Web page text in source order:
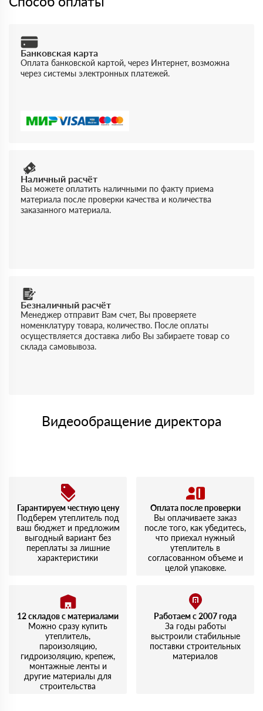
Банковская карта
Оплата банковской картой, через Интернет, возможна
через системы электронных платежей.
Наличный расчёт
Вы можете оплатить наличными по факту приема
материала после проверки качества и количества
заказанного материала.
Безналичный расчёт
Менеджер отправит Вам счет, Вы проверяете
номенклатуру товара, количество. После оплаты
осуществляется доставка либо Вы забираете товар со
склада самовывоза.
Видеообращение директора
Гарантируем честную цену
Подберем утеплитель под
ваш бюджет и предложим
выгодный вариант без
переплаты за лишние
характеристики
Оплата после проверки
Вы оплачиваете заказ
после того, как убедитесь,
что приехал нужный
утеплитель в
согласованном объеме и
целой упаковке.
12 складов с материалами
Можно сразу купить
утеплитель,
пароизоляцию,
гидроизоляцию, крепеж,
монтажные ленты и
другие материалы для
строительства
Работаем с 2007 года
За годы работы
выстроили стабильные
поставки строительных
материалов